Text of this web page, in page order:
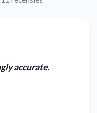
accurate.